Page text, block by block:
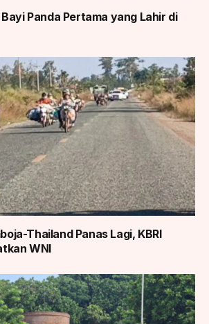
Panda Pertama yang Lahir di
Thailand Panas Lagi, KBRI
WNI